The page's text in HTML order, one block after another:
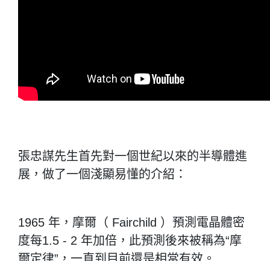
張忠謀先生首先對一個世紀以來的半導體進
展，做了一個淺顯易懂的介紹：
1965 年，摩爾（ Fairchild ）預測電晶體密
度每1.5 - 2 年加倍，此預測後來被稱為“摩